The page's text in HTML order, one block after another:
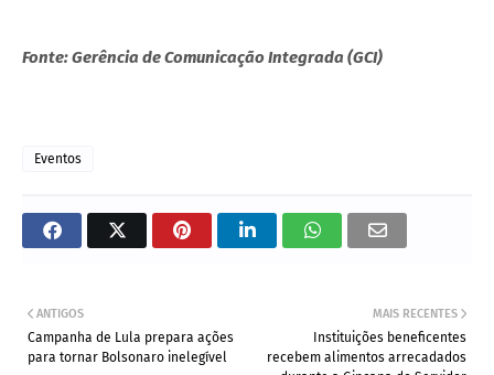
Fonte: Gerência de Comunicação Integrada (GCI)
Eventos
MAIS RECENTES
Instituições beneficentes
recebem alimentos arrecadados
ANTIGOS
Campanha de Lula prepara ações
para tornar Bolsonaro inelegível